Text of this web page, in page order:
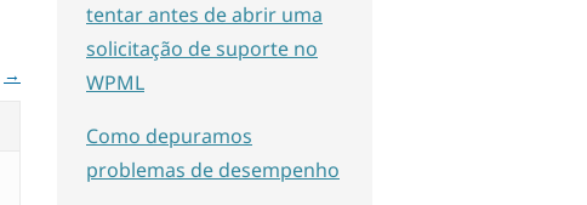
→
tentar antes de abrir uma
solicitação de suporte no
WPML
Como depuramos
problemas de desempenho